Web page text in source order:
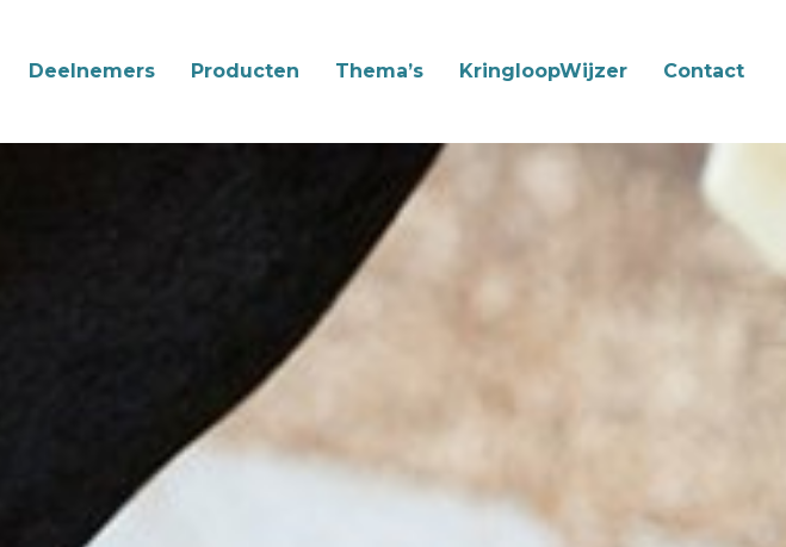
Deelnemers Producten Thema’s KringloopWijzer Contact